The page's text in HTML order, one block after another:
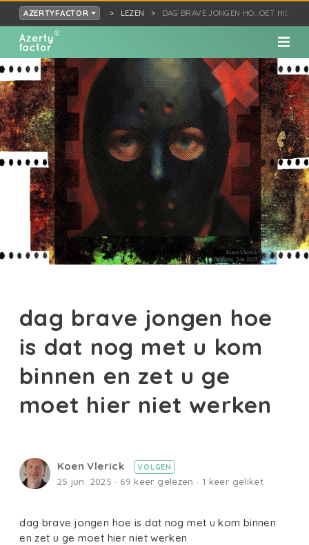
AZERTYFACTOR LEZEN DAG BRAVE JONGEN HO…OET HIER
dag brave jongen hoe
is dat nog met u kom
binnen en zet u ge
moet hier niet werken
Koen Vlerick VOLGEN
25 jun. 2025 · 69 keer gelezen · 1 keer geliket
dag brave jongen hoe is dat nog met u kom binnen
en zet u ge moet hier niet werken